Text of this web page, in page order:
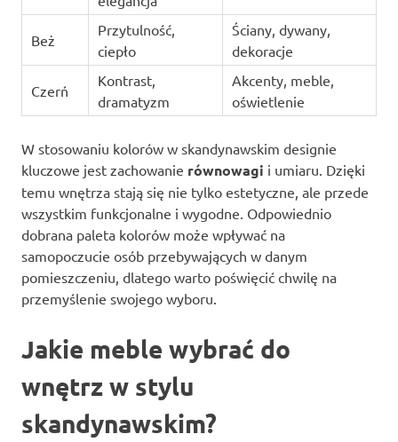
Beż
Przytulność,
ciepło
Ściany, dywany,
dekoracje
Czerń
Kontrast,
dramatyzm
Akcenty, meble,
oświetlenie
W stosowaniu kolorów w skandynawskim designie
kluczowe jest zachowanie równowagi i umiaru. Dzięki
temu wnętrza stają się nie tylko estetyczne, ale przede
wszystkim funkcjonalne i wygodne. Odpowiednio
dobrana paleta kolorów może wpływać na
samopoczucie osób przebywających w danym
pomieszczeniu, dlatego warto poświęcić chwilę na
przemyślenie swojego wyboru.
Jakie meble wybrać do
wnętrz w stylu
skandynawskim?